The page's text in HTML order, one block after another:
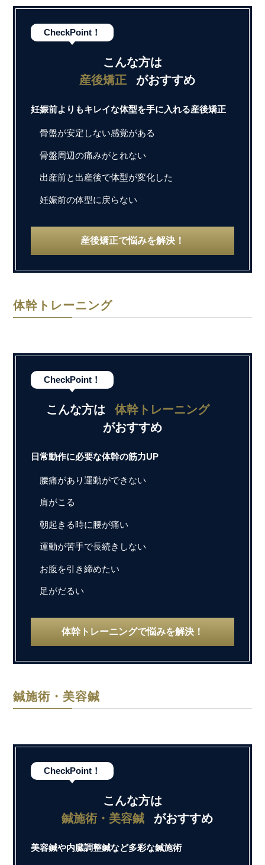
CheckPoint！
こんな方は
産後矯正
がおすすめ
妊娠前よりもキレイな体型を手に入れる産後矯正
骨盤が安定しない感覚がある
骨盤周辺の痛みがとれない
出産前と出産後で体型が変化した
妊娠前の体型に戻らない
産後矯正で悩みを解決！
体幹トレーニング
CheckPoint！
こんな方は
体幹トレーニング
がおすすめ
日常動作に必要な体幹の筋力UP
腰痛があり運動ができない
肩がこる
朝起きる時に腰が痛い
運動が苦手で長続きしない
お腹を引き締めたい
足がだるい
体幹トレーニングで悩みを解決！
鍼施術・美容鍼
CheckPoint！
こんな方は
鍼施術・美容鍼
がおすすめ
美容鍼や内臓調整鍼など多彩な鍼施術